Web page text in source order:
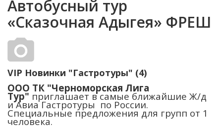
Автобусный тур
«Сказочная Адыгея» ФРЕШ
VIP Новинки "Гастротуры" (4)
ООО ТК "Черноморская Лига
Тур" приглашает в самые ближайшие Ж/д
и Авиа Гастротуры по России.
Специальные предложения для групп от 1
человека.